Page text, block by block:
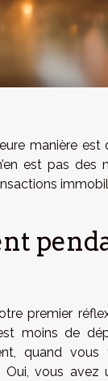
manière
est pas des
premier
moins de
quand
vous avez